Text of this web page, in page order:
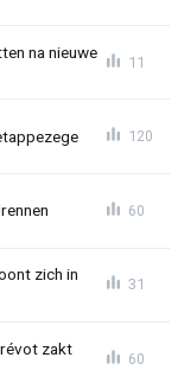
na nieuwe
11
120
60
zich in
31
zakt
60